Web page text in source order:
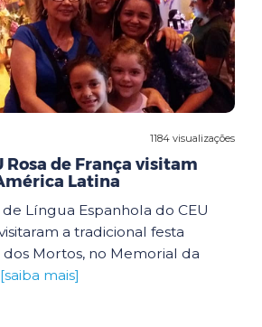
1184 visualizações
Rosa de França visitam
Latina
Língua Espanhola do CEU
a tradicional festa
dos Mortos, no Memorial da
[saiba mais]